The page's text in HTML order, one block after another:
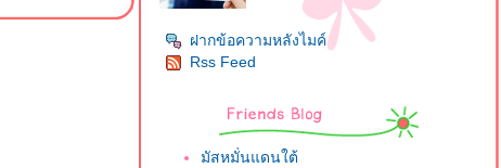
ฝากข้อความหลังไมค์
Rss Feed
มัสหมั่นแดนใต้